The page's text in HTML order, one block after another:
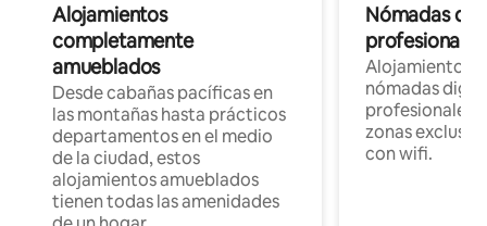
Alojamientos
completamente
amueblados
Desde cabañas pacíficas en
las montañas hasta prácticos
departamentos en el medio
de la ciudad, estos
alojamientos amueblados
tienen todas las amenidades
Nómadas
Alojamientos
nómadas
profesionales
zonas
con wifi.